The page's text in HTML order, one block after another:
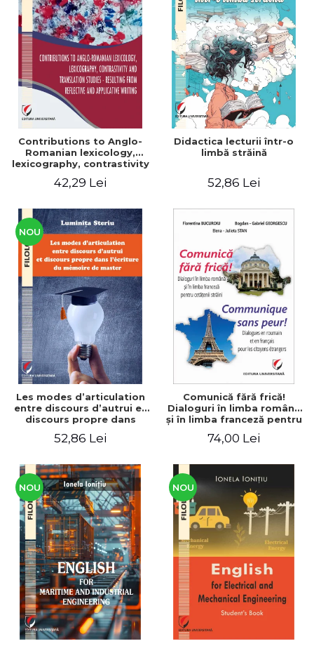
Contributions to Anglo-
Romanian lexicology,
lexicography, contrastivity
Resulting from reflective
42,29 Lei
Didactica lecturii într-o
limbă străină
52,86 Lei
NOU
Les modes d’articulation
entre discours d’autrui et
discours propre dans
master
52,86 Lei
Comunică fără frică!
Dialoguri în limba română
şi în limba franceză pentru
străini/Communique sans
roumain et en français
pour les citoyens
étrangers
74,00 Lei
NOU NOU